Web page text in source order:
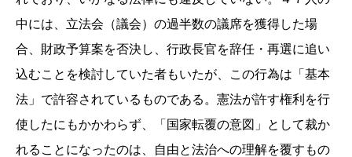
中には、立法会（議会）の過半数の議席を獲得した場
合、財政予算案を否決し、行政長官を辞任・再選に追い
込むことを検討していた者もいたが、この行為は「基本
法」で許容されているものである。憲法が許す権利を行
使したにもかかわらず、「国家転覆の意図」として裁か
れることになったのは、自由と法治への理解を覆すもの